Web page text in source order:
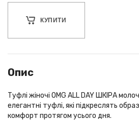
КУПИТИ
Опис
Туфлі жіночі OMG ALL DAY ШКІРА
елегантні туфлі, які підкреслять
комфорт протягом усього дня.